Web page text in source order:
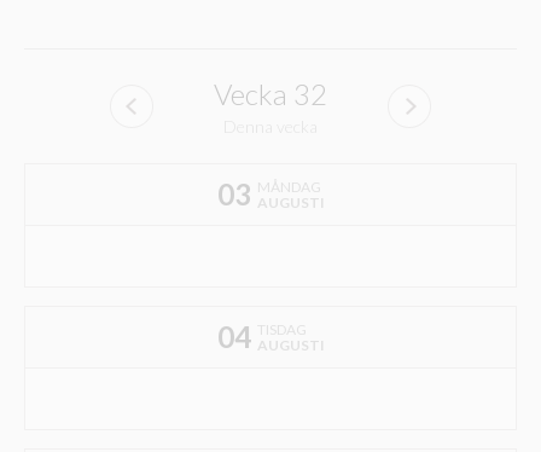
Vecka 32
03 MÅNDAG
AUGUSTI
04 TISDAG
AUGUSTI